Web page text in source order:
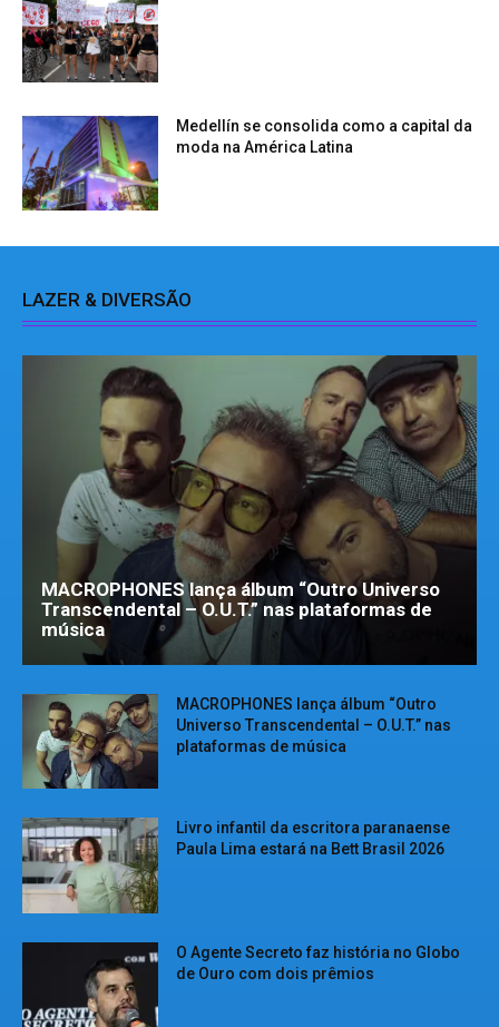
Medellín se consolida como a capital da
moda na América Latina
LAZER & DIVERSÃO
MACROPHONES lança álbum “Outro Universo
Transcendental – O.U.T.” nas plataformas de
música
MACROPHONES lança álbum “Outro
Universo Transcendental – O.U.T.” nas
plataformas de música
Livro infantil da escritora paranaense
Paula Lima estará na Bett Brasil 2026
O Agente Secreto faz história no Globo
de Ouro com dois prêmios